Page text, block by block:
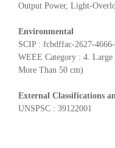
Output Power, Light-
Environmental
SCIP : fcbdffac-2627-
WEEE Category : 4.
More Than 50 cm)
External Classifications
UNSPSC : 39122001